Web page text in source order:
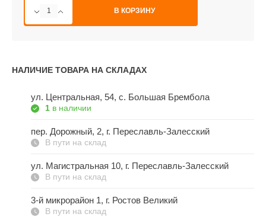
В КОРЗИНУ
НАЛИЧИЕ ТОВАРА НА СКЛАДАХ
ул. Центральная, 54, c. Большая Брембола
1 в наличии
пер. Дорожный, 2, г. Переславль-Залесский
В пути на склад
ул. Магистральная 10, г. Переславль-Залесский
В пути на склад
3-й микрорайон 1, г. Ростов Великий
В пути на склад